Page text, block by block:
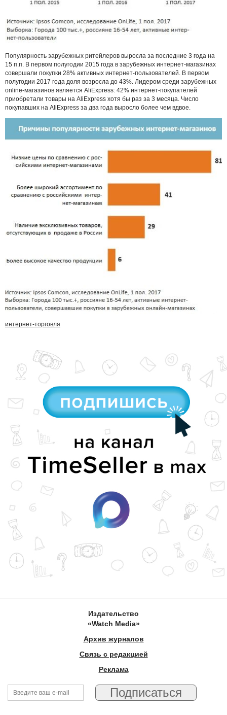
Популярность зарубежных ритейлеров выросла за последние 3 года на
15 п.п. В первом полугодии 2015 года в зарубежных интернет-магазинах
совершали покупки 28% активных интернет-пользователей. В первом
полугодии 2017 года доля возросла до 43%. Лидером среди зарубежных
online-магазинов является AliExpress: 42% интернет-покупателей
приобретали товары на AliExpress хотя бы раз за 3 месяца. Число
покупавших на AliExpress за два года выросло более чем вдвое.
интернет-торговля
Издательство
«Watch Media»
Архив журналов
Связь с редакцией
Реклама